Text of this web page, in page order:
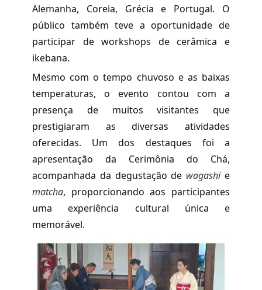
Alemanha, Coreia, Grécia e Portugal. O
público também teve a oportunidade de
participar de workshops de cerâmica e
ikebana.
Mesmo com o tempo chuvoso e as baixas
temperaturas, o evento contou com a
presença de muitos visitantes que
prestigiaram as diversas atividades
oferecidas. Um dos destaques foi a
apresentação da Cerimônia do Chá,
acompanhada da degustação de wagashie
matcha, proporcionando aos participantes
uma experiência cultural única e
memorável.